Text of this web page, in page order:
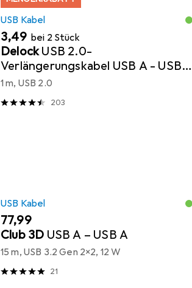
USB Kabel
EUR
3,49 bei 2 Stück
DelockUSB 2.0-
Verlängerungskabel USB A - USB A
1 m, mit Ferritkern
1 m, USB 2.0
203
USB Kabel
EUR
77,99
Club 3D USB A – USB A
15 m, USB 3.2 Gen 2x2, 12 W
21